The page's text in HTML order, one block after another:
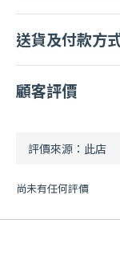
送貨及付款方
顧客評價
尚未有任何評價